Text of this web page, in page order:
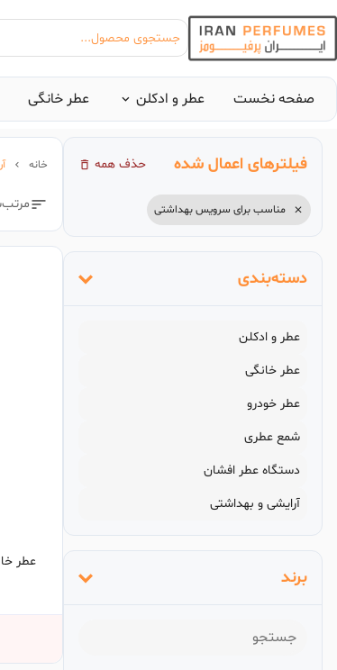
جستجوی محصول...
صفحه نخست عطر و ادکلن عطر خانگی
#عطر
فیلتر‌های اعمال شده حذف همه
مناسب برای سرویس بهداشتی
دسته‌بندی
عطر و ادکلن
عطر خانگی
عطر خودرو
شمع عطری
دستگاه عطر افشان
آرایشی و بهداشتی
برند
خانه